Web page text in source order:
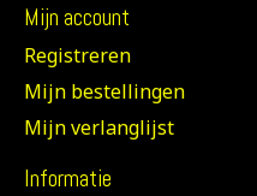
Mijn account
Registreren
Mijn bestellingen
Mijn verlanglijst
Informatie